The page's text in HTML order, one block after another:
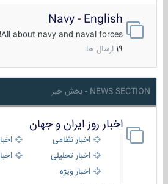
Navy - English
All about navy and naval forces!
ارسال ها
NEWS SECTION - بخش خبر
اخبار روز ایران و جهان
اخبار نظامی
اخبار تحلیلی
اخبار ویژه